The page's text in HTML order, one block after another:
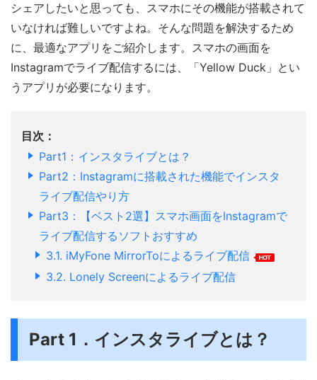
シェアしたいと思っても、スマホにその機能が搭載されて
いなければ難しいですよね。そんな問題を解決するため
に、最適なアプリをご紹介します。スマホの画面を
Instagramでライブ配信するには、「Yellow Duck」とい
うアプリが必要になります。
目次：
Part1：インスタライブとは？
Part2：Instagramに搭載された機能でインスタ
ライブ配信やり方
Part3：【ベスト2選】スマホ画面をInstagramで
ライブ配信するソフトおすすめ
3.1. iMyFone MirrorToによるライブ配信
3.2. Lonely Screenによるライブ配信
Part 1．インスタライブとは？